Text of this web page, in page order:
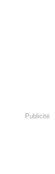
Publicité